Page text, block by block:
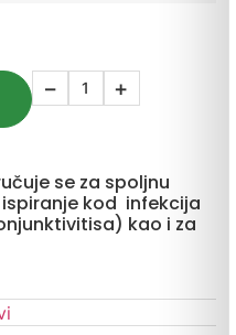
− +
se za spoljnu
kod infekcija
kao i za